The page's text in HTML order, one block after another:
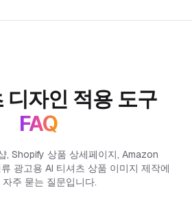
디자인 적용 도구
FAQ
, Shopify 상품 상세페이지, Amazon
광고용 AI 티셔츠 상품 이미지 제작에
자주 묻는 질문입니다.